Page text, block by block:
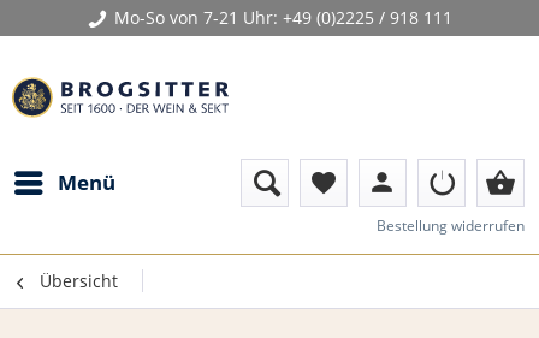
Mo-So von 7-21 Uhr: +49 (0)2225 / 918 111
Menü favorite person shopping_basket
Bestellung widerrufen
Übersicht